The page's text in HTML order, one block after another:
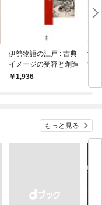
伊勢物語の江戸 : 古典
イメージの受容と創造
1,936
沖
近
もっと見る